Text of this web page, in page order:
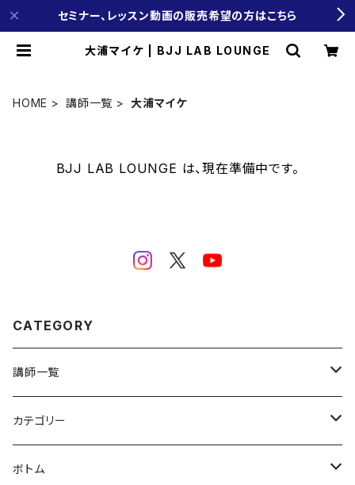
セミナー、レッスン動画の販売希望の方はこちら
大浦マイケ | BJJ LAB LOUNGE
HOME 講師一覧 大浦マイケ
BJJ LAB LOUNGE は、現在準備中です。
CATEGORY
講師一覧
井手史竜
高橋謙人
カテゴリー
セミナー
ボトム